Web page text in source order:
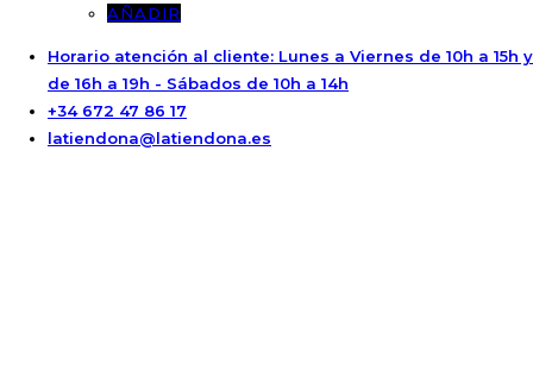
AÑADIR
Horario atención al cliente: Lunes a Viernes de 10h a 15h y
de 16h a 19h - Sábados de 10h a 14h
+34 672 47 86 17
latiendona@latiendona.es